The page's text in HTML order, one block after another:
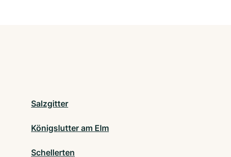
Salzgitter
Königslutter am Elm
Schellerten